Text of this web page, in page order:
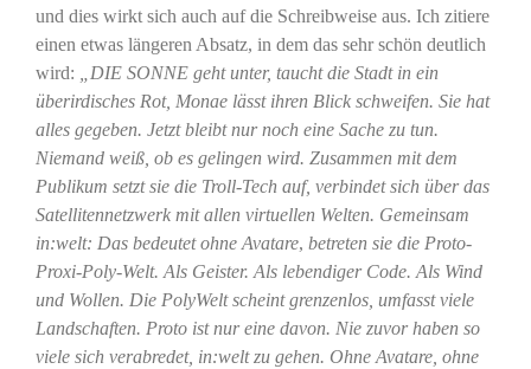
und dies wirkt sich auch auf die Schreibweise aus. Ich zitiere
einen etwas längeren Absatz, in dem das sehr schön deutlich
wird:
„DIE SONNE geht unter, taucht die Stadt in ein
überirdisches Rot, Monae lässt ihren Blick schweifen. Sie hat
alles gegeben. Jetzt bleibt nur noch eine Sache zu tun.
Niemand weiß, ob es gelingen wird. Zusammen mit dem
Publikum setzt sie die Troll-Tech auf, verbindet sich über das
Satellitennetzwerk mit allen virtuellen Welten. Gemeinsam
in:welt: Das bedeutet ohne Avatare, betreten sie die Proto-
Proxi-Poly-Welt. Als Geister. Als lebendiger Code. Als Wind
und Wollen. Die PolyWelt scheint grenzenlos, umfasst viele
Landschaften. Proto ist nur eine davon. Nie zuvor haben so
viele sich verabredet, in:welt zu gehen. Ohne Avatare, ohne